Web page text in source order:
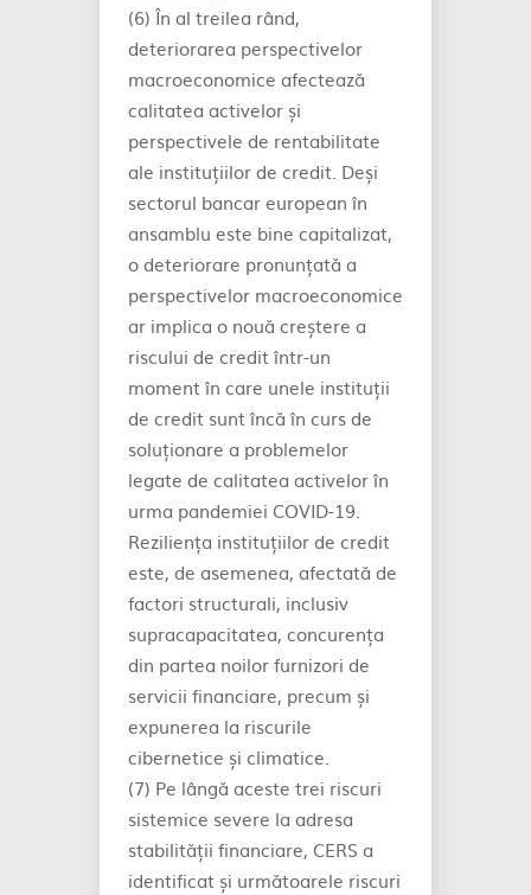
(6) În al treilea rând,
deteriorarea perspectivelor
macroeconomice afectează
calitatea activelor și
perspectivele de rentabilitate
ale instituțiilor de credit. Deși
sectorul bancar european în
ansamblu este bine capitalizat,
o deteriorare pronunțată a
perspectivelor macroeconomice
ar implica o nouă creștere a
riscului de credit într-un
moment în care unele instituții
de credit sunt încă în curs de
soluționare a problemelor
legate de calitatea activelor în
urma pandemiei COVID-19.
Reziliența instituțiilor de credit
este, de asemenea, afectată de
factori structurali, inclusiv
supracapacitatea, concurența
din partea noilor furnizori de
servicii financiare, precum și
expunerea la riscurile
cibernetice și climatice.
(7) Pe lângă aceste trei riscuri
sistemice severe la adresa
stabilității financiare, CERS a
identificat și următoarele riscuri